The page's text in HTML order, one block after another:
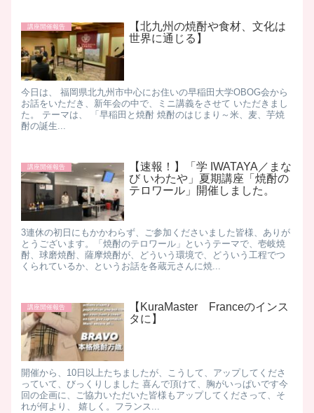
講座開催報告
【北九州の焼酎や食材、文化は
世界に通じる】
今日は、 福岡県北九州市中心にお住いの早稲田大学OBOG会から
お話をいただき、新年会の中で、ミニ講義をさせて いただきまし
た。 テーマは、 「早稲田と焼酎 焼酎のはじまり～米、麦、芋焼
酎の誕生...
講座開催報告
【速報！】「学 IWATAYA／まな
び いわたや」夏期講座「焼酎の
テロワール」開催しました。
​ 3連休の初日にもかかわらず、ご参加くださいました皆様、ありが
とうございます。​ 「焼酎のテロワール」というテーマで、壱岐焼
酎、球磨焼酎、薩摩焼酎が、どういう環境で、どういう工程でつ
くられているか、というお話を各蔵元さんに焼...
講座開催報告
【KuraMaster Franceのインス
タに】
開催から、10日以上たちましたが、こうして、アップしてくださ
っていて、びっくりしました 喜んで頂けて、胸がいっぱいです ​ 今
回の企画に、ご協力いただいた皆様もアップしてくださって、そ
れが何より、 嬉しく。フランス...